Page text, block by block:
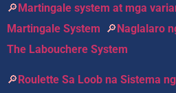
🔎Martingale system at mga
Martingale System 🔎Naglalaro
The Labouchere System
🔎Roulette Sa Loob na Sistema